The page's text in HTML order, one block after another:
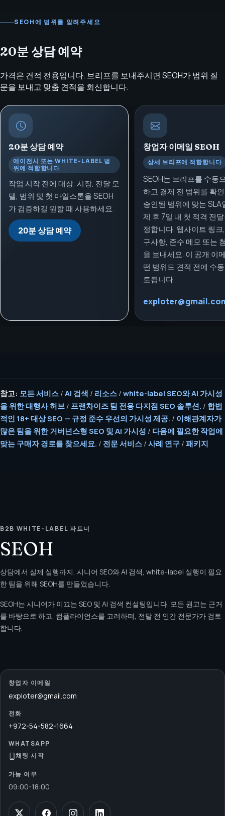
SEOH에 범위를 알려주세요
20분 상담 예약
가격은 견적 전용입니다. 브리프를 보내주시면 SEOH가 범위 질
문을 보내고 맞춤 견적을 회신합니다.
20분 상담 예약
에이전시 또는 WHITE-LABEL 범
위에 적합합니다
작업 시작 전에 대상, 시장, 전달 모
델, 범위 및 첫 마일스톤을 SEOH
가 검증하길 원할 때 사용하세요.
20분 상담 예약
창업자 이메일 SEOH
상세 브리프에 적합합니다
SEOH는 브리프를 수동
하고 결제 전 범위를 확
승인된 범위에 맞는 SLA
제 후 7일 내 첫 적격 전
정합니다. 웹사이트 링크
구사항, 준수 메모 또는
을 보내세요. 이 공개 이
떤 범위도 견적 전에 수
토됩니다.
참고: 모든 서비스 / AI 검색 / 리소스 / white-label SEO와 AI 가시성
을 위한 대행사 허브 / 프랜차이즈 팀 전용 다지점 SEO 솔루션. / 합법
적인 18+ 대상 SEO — 규정 준수 우선의 가시성 제공. / 이해관계자가
많은 팀을 위한 거버넌스형 SEO 및 AI 가시성 / 다음에 필요한 작업에
맞는 구매자 경로를 찾으세요. / 전문 서비스 / 사례 연구 / 패키지
B2B WHITE-LABEL 파트너
SEOH
상담에서 실제 실행까지, 시니어 SEO와 AI 검색, white-label 실행이 필요
한 팀을 위해 SEOH를 만들었습니다.
SEOH는 시니어가 이끄는 SEO 및 AI 검색 컨설팅입니다. 모든 권고는 근거
를 바탕으로 하고, 컴플라이언스를 고려하며, 전달 전 인간 전문가가 검토
합니다.
창업자 이메일
exploter@gmail.com
전화
+972-54-582-1664
WHATSAPP
채팅 시작
가능 여부
09:00-18:00